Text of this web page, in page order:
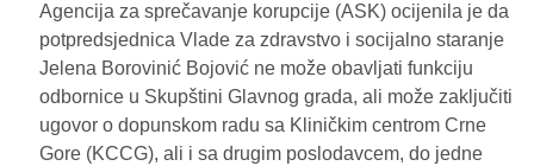
Agencija za sprečavanje korupcije (ASK) ocijenila je da
potpredsjednica Vlade za zdravstvo i socijalno staranje
Jelena Borovinić Bojović ne može obavljati funkciju
odbornice u Skupštini Glavnog grada, ali može zaključiti
ugovor o dopunskom radu sa Kliničkim centrom Crne
Gore (KCCG), ali i sa drugim poslodavcem, do jedne